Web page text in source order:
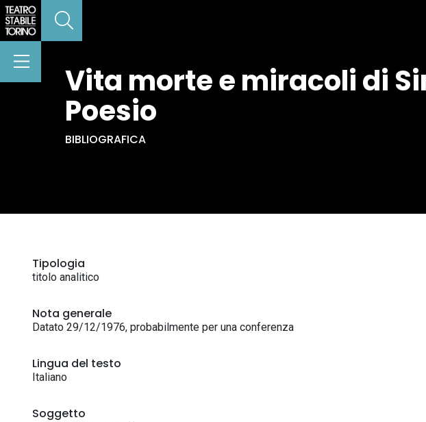
Vita morte e miracoli di
Poesio
BIBLIOGRAFICA
Tipologia
titolo analitico
Nota generale
Datato 29/12/1976, probabilmente per una conferenza
Lingua del testo
Italiano
Soggetto